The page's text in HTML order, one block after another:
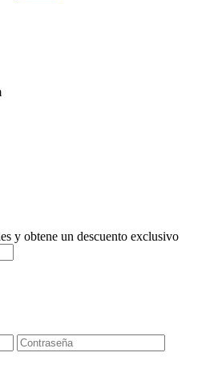
y obtene un descuento exclusivo